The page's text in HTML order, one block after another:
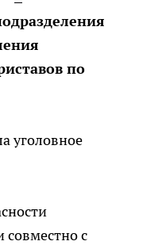
по
уголовное
совместно с